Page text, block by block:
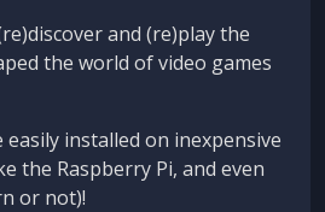
and (re)play the
the world of video games
easily installed on inexpensive
the Raspberry Pi, and even
or not)!